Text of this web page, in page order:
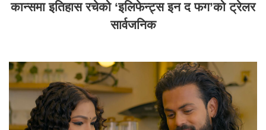
कान्समा इतिहास रचेको ‘इलिफेन्ट्स इन द फग’को ट्रेलर
सार्वजनिक